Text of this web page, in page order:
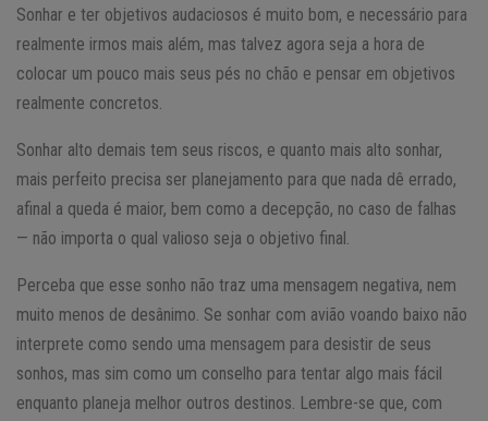
Sonhar e ter objetivos audaciosos é muito bom, e necessário para
realmente irmos mais além, mas talvez agora seja a hora de
colocar um pouco mais seus pés no chão e pensar em objetivos
realmente concretos.
Sonhar alto demais tem seus riscos, e quanto mais alto sonhar,
mais perfeito precisa ser planejamento para que nada dê errado,
afinal a queda é maior, bem como a decepção, no caso de falhas
— não importa o qual valioso seja o objetivo final.
Perceba que esse sonho não traz uma mensagem negativa, nem
muito menos de desânimo. Se sonhar com avião voando baixo não
interprete como sendo uma mensagem para desistir de seus
sonhos, mas sim como um conselho para tentar algo mais fácil
enquanto planeja melhor outros destinos. Lembre-se que, com